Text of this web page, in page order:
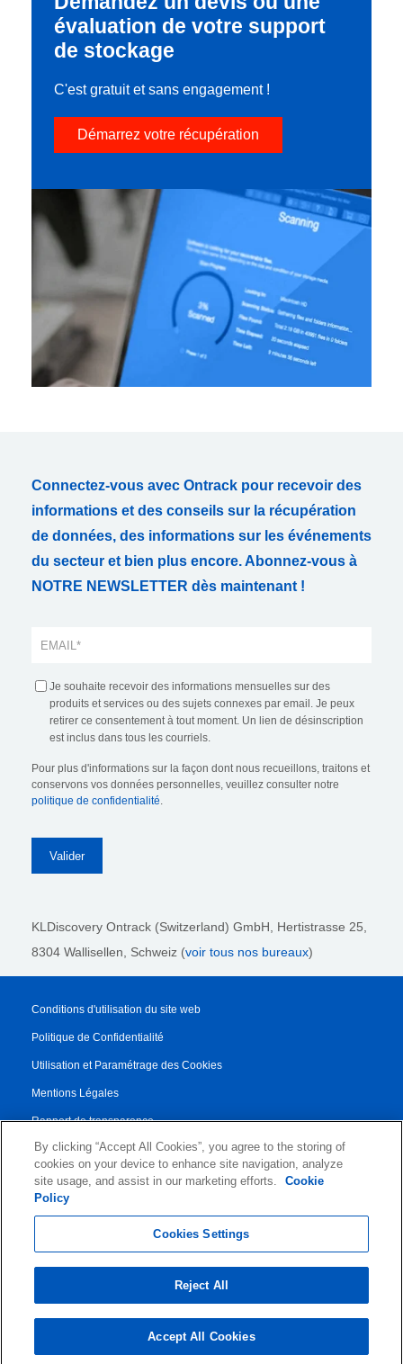
évaluation de votre support
de stockage
C'est gratuit et sans engagement !
Démarrez votre récupération
Connectez-vous avec Ontrack pour recevoir des
informations et des conseils sur la récupération
de données, des informations sur les événements
du secteur et bien plus encore. Abonnez-vous à
NOTRE NEWSLETTER dès maintenant !
Je souhaite recevoir des informations mensuelles sur des
produits et services ou des sujets connexes par email. Je peux
retirer ce consentement à tout moment. Un lien de désinscription
est inclus dans tous les courriels.
Pour plus d'informations sur la façon dont nous recueillons, traitons et
conservons vos données personnelles, veuillez consulter notre
politique de confidentialité.
KLDiscovery Ontrack (Switzerland) GmbH, Hertistrasse 25,
8304 Wallisellen, Schweiz (voir tous nos bureaux)
Conditions d'utilisation du site web
Politique de Confidentialité
Utilisation et Paramétrage des Cookies
Mentions Légales
Rapport de transparence
Conditions Générales de Vente
Contrat de Partenariat
© 2026 KLDiscovery Ontrack - All Rights Reserved.
By clicking “Accept All Cookies”, you agree to the storing of
cookies on your device to enhance site navigation, analyze
site usage, and assist in our marketing efforts.
Cookie
Policy
Cookies Settings
Reject All
Accept All Cookies